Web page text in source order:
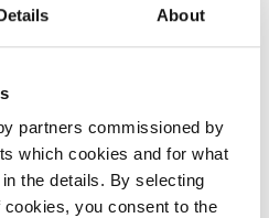
About
partners commissioned by
which cookies and for what
the details. By selecting
you consent to the